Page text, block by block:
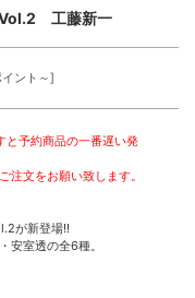
工藤新一
ント～]
と予約商品の一番遅い発
注文をお願い致します。
が新登場!!
安室透の全6種。